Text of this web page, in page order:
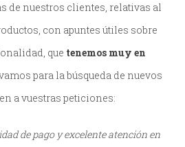
de nuestros clientes, relativas al
con apuntes útiles sobre
que tenemos muy en
para la búsqueda de nuevos
a vuestras peticiones:
de pago y excelente atención en